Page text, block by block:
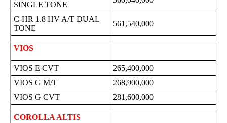
SINGLE TONE
C-HR 1.8 HV A/T DUAL
TONE
561,540,000
VIOS
VIOS E CVT
265,400,000
VIOS G M/T
268,900,000
VIOS G CVT
281,600,000
COROLLA ALTIS